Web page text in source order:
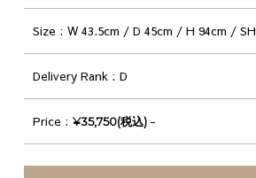
Size W 43.5cm / D 45cm / H 94cm /
Delivery Rank D
Price ¥35,750(税込) -